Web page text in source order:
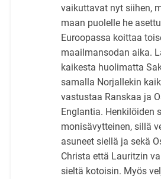
vaikuttavat nyt siihen,
maan puolelle he
Euroopassa koittaa
maailmansodan aika.
kaikesta huolimatta
samalla Norjallekin
vastustaa Ranskaa ja
Englantia. Henkilöiden
monisävytteinen, sillä
asuneet siellä ja sekä
Christa että Lauritzin
sieltä kotoisin. Myös